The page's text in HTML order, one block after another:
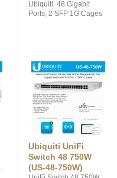
Ubiquiti. 48 Gigabit
Ports; 2 SFP 1G Cages
Ubiquiti UniFi
Switch 48 750W
(US-48-750W)